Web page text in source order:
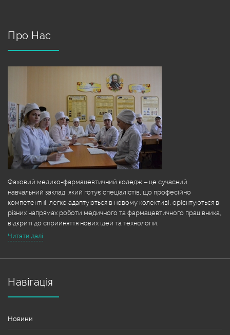
Про Нас
Фаховий медико-фармацевтичний коледж – це сучасний
навчальний заклад, який готує спеціалістів, що професійно
компетентні, легко адаптуються в новому колективі, орієнтуються в
різних напрямах роботи медичного та фармацевтичного працівника,
відкриті до сприйняття нових ідей та технологій.
Читати далі
Навігація
Новини